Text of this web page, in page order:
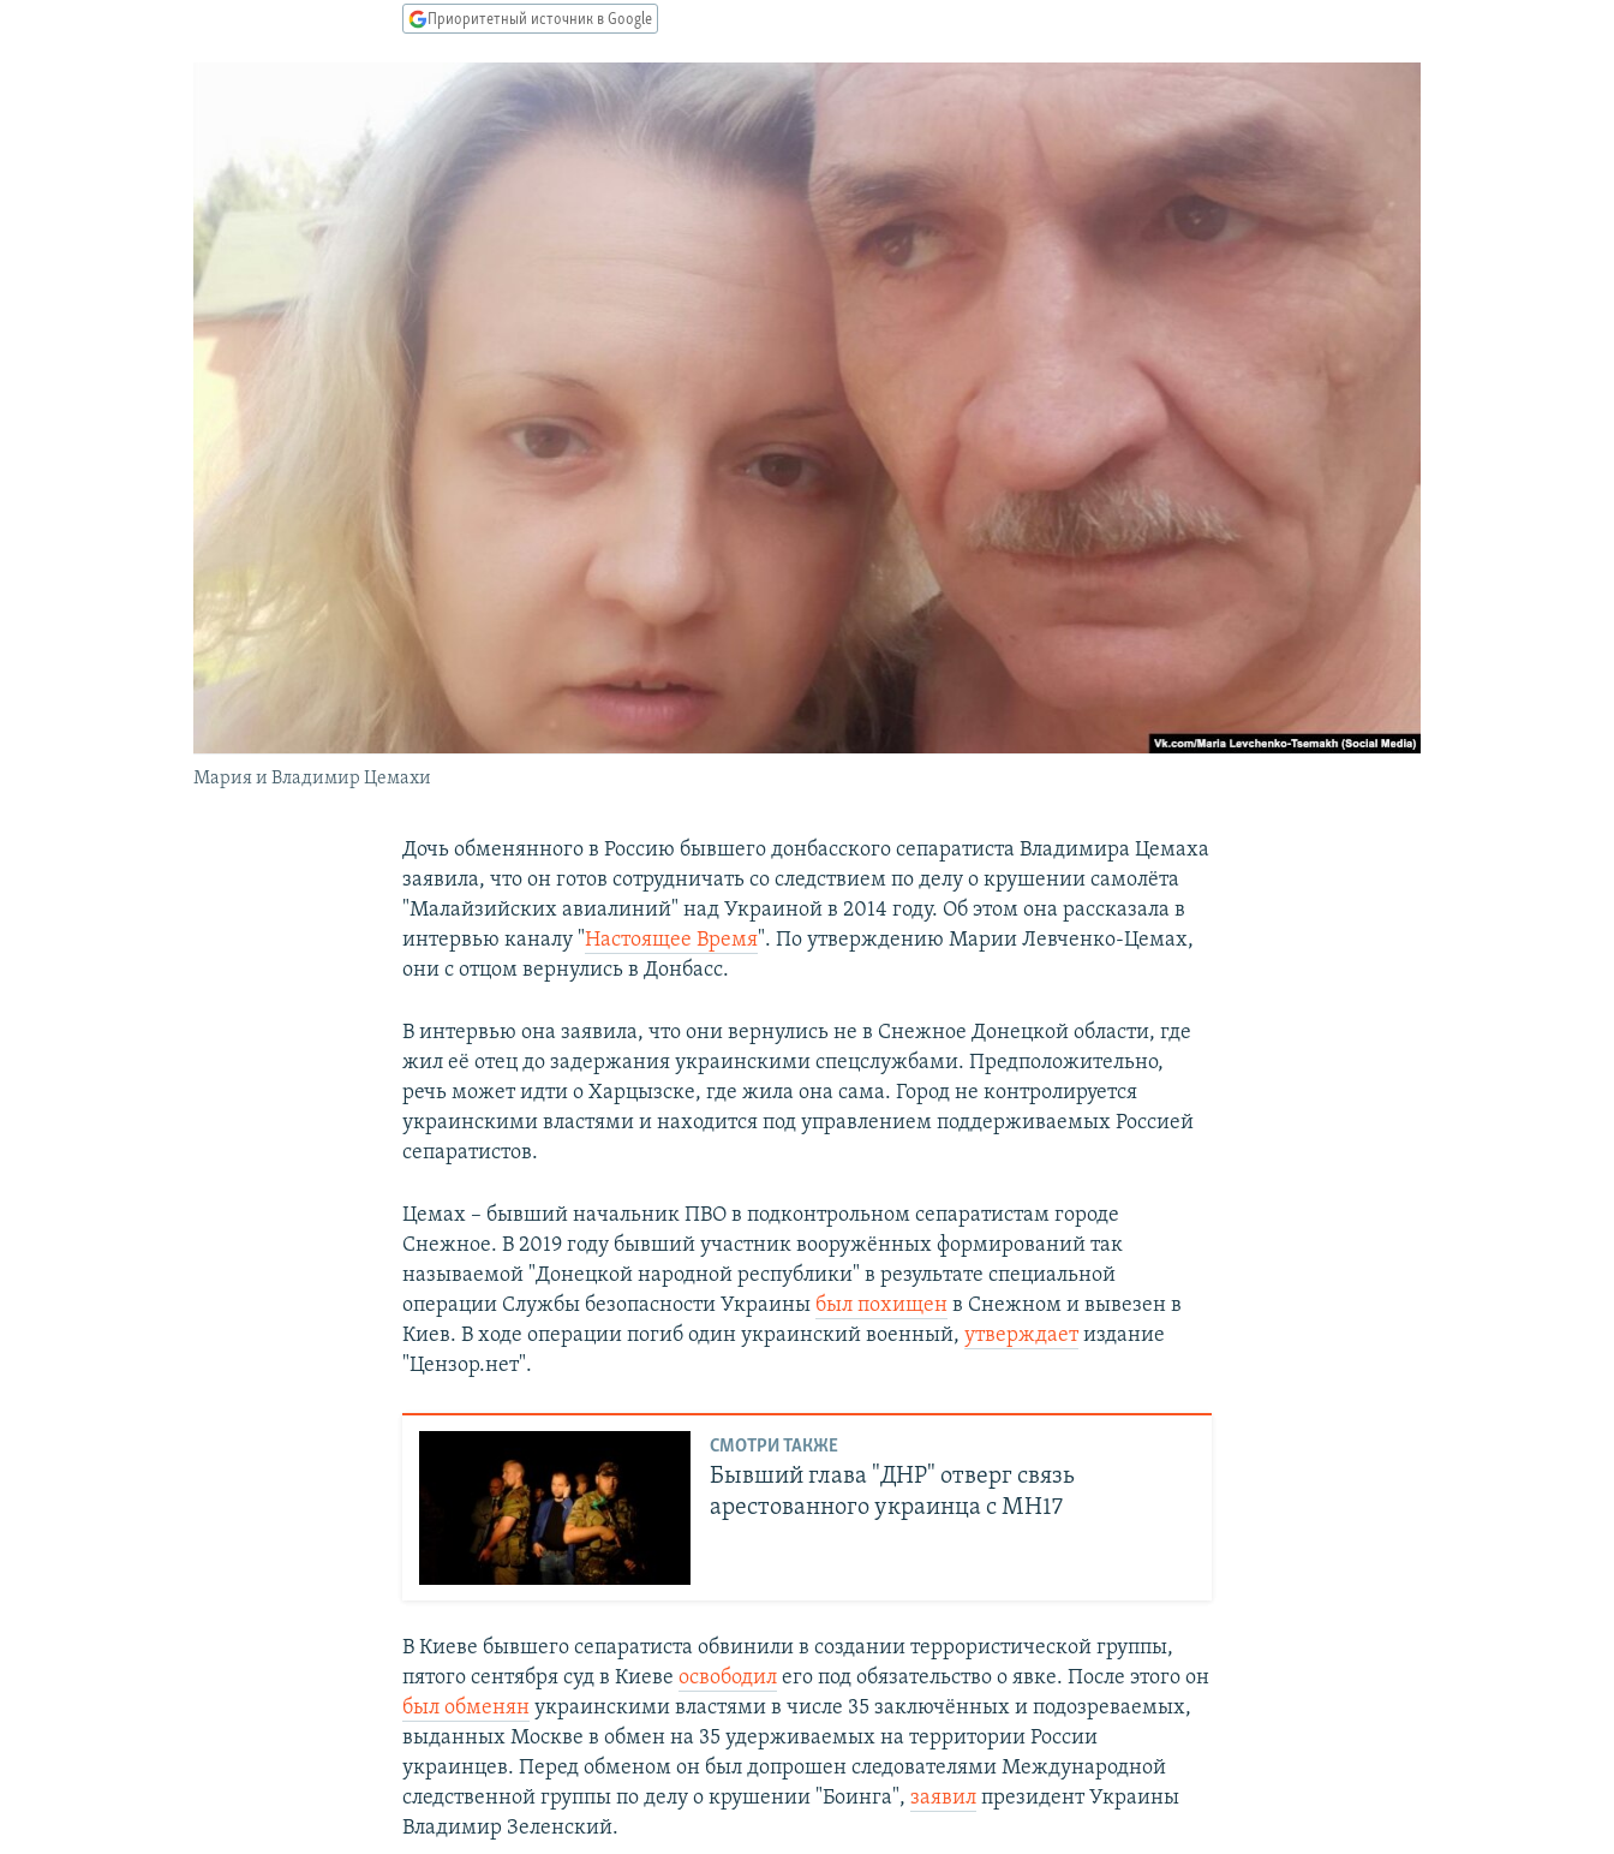
Приоритетный источник в Google
Мария и Владимир Цемахи
Дочь обменянного в Россию бывшего донбасского сепаратиста Владимира Цемаха
заявила, что он готов сотрудничать со следствием по делу о крушении самолёта
"Малайзийских авиалиний" над Украиной в 2014 году. Об этом она рассказала в
интервью каналу "Настоящее Время". По утверждению Марии Левченко-Цемах,
они с отцом вернулись в Донбасс.
В интервью она заявила, что они вернулись не в Снежное Донецкой области, где
жил её отец до задержания украинскими спецслужбами. Предположительно,
речь может идти о Харцызске, где жила она сама. Город не контролируется
украинскими властями и находится под управлением поддерживаемых Россией
сепаратистов.
Цемах – бывший начальник ПВО в подконтрольном сепаратистам городе
Снежное. В 2019 году бывший участник вооружённых формирований так
называемой "Донецкой народной республики" в результате специальной
операции Службы безопасности Украины был похищен в Снежном и вывезен в
Киев. В ходе операции погиб один украинский военный,утверждаетиздание
"Цензор.нет".
СМОТРИ ТАКЖЕ
Бывший глава "ДНР" отверг связь
арестованного украинца с MH17
В Киеве бывшего сепаратиста обвинили в создании террористической группы,
пятого сентября суд в Киевеосвободил его под обязательство о явке. После этого он
был обменян украинскими властями в числе 35 заключённых и подозреваемых,
выданных Москве в обмен на 35 удерживаемых на территории России
украинцев. Перед обменом он был допрошен следователями Международной
следственной группы по делу о крушении "Боинга",заявил президент Украины
Владимир Зеленский.